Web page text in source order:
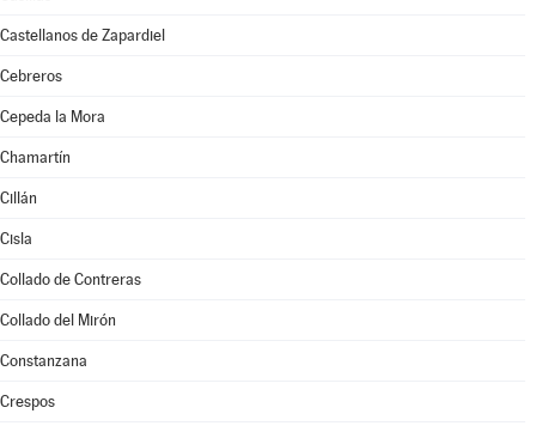
Castellanos de Zapardiel
Cebreros
Cepeda la Mora
Chamartín
Cillán
Cisla
Collado de Contreras
Collado del Mirón
Constanzana
Crespos